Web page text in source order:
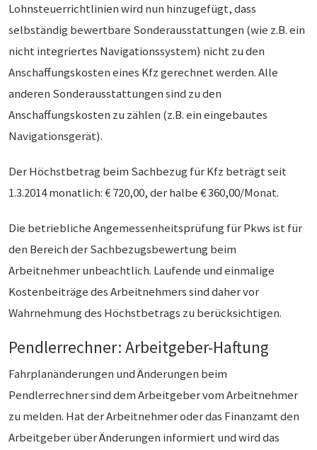
Lohnsteuerrichtlinien wird nun hinzugefügt, dass
selbständig bewertbare Sonderausstattungen (wie z.B. ein
nicht integriertes Navigationssystem) nicht zu den
Anschaffungskosten eines Kfz gerechnet werden. Alle
anderen Sonderausstattungen sind zu den
Anschaffungskosten zu zählen (z.B. ein eingebautes
Navigationsgerät).
Der Höchstbetrag beim Sachbezug für Kfz beträgt seit
1.3.2014 monatlich: € 720,00, der halbe € 360,00/Monat.
Die betriebliche Angemessenheitsprüfung für Pkws ist für
den Bereich der Sachbezugsbewertung beim
Arbeitnehmer unbeachtlich. Laufende und einmalige
Kostenbeiträge des Arbeitnehmers sind daher vor
Wahrnehmung des Höchstbetrags zu berücksichtigen.
Pendlerrechner: Arbeitgeber-Haftung
Fahrplanänderungen und Änderungen beim
Pendlerrechner sind dem Arbeitgeber vom Arbeitnehmer
zu melden. Hat der Arbeitnehmer oder das Finanzamt den
Arbeitgeber über Änderungen informiert und wird das